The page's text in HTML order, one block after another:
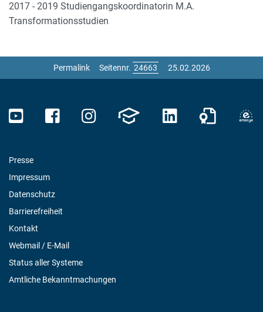
2017 - 2019 Studiengangskoordinatorin M.A.
Transformationsstudien
Permalink Seitennr. 25.02.2026
Presse
Impressum
Datenschutz
Barrierefreiheit
Kontakt
Webmail / E-Mail
Status aller Systeme
Amtliche Bekanntmachungen